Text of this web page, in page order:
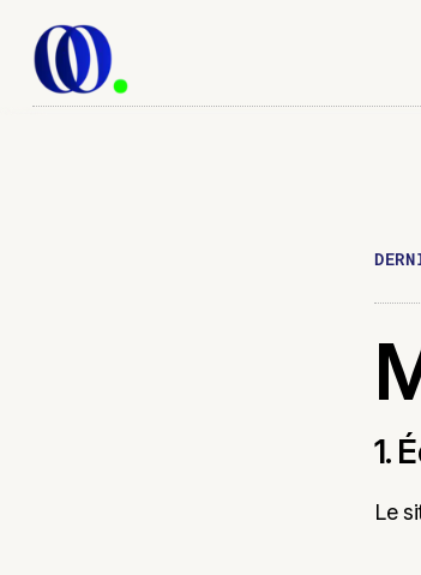
1.
Le